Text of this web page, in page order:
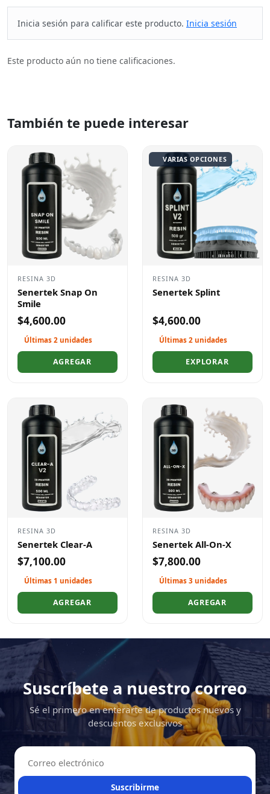
Inicia sesión para calificar este producto. Inicia sesión
Este producto aún no tiene calificaciones.
También te puede interesar
RESINA 3D
Senertek Snap On
Smile
$4,600.00
Últimas 2 unidades
AGREGAR
VARIAS OPCIONES
RESINA 3D
Senertek Splint
$4,600.00
Últimas 2 unidades
EXPLORAR
RESINA 3D
Senertek Clear-A
$7,100.00
Últimas 1 unidades
AGREGAR
RESINA 3D
Senertek All-On-X
$7,800.00
Últimas 3 unidades
AGREGAR
Suscríbete a nuestro correo
Sé el primero en enterarte de productos nuevos y
descuentos exclusivos
Suscribirme